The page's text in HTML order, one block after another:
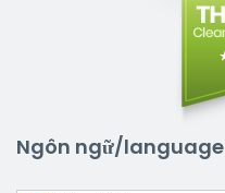
Ngôn ngữ/language